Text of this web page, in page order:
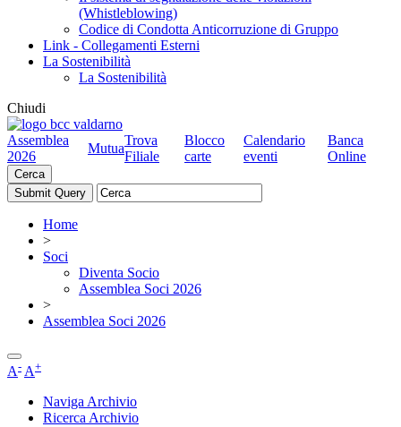
(Whistleblowing)
Codice di Condotta Anticorruzione di Gruppo
Link - Collegamenti Esterni
La Sostenibilità
La Sostenibilità
Chiudi
Assemblea
2026
Mutua
Trova
Filiale
Blocco
carte
Calendario
eventi
Banca
Online
Cerca
Home
>
Soci
Diventa Socio
Assemblea Soci 2026
>
Assemblea Soci 2026
A- A+
Naviga Archivio
Ricerca Archivio